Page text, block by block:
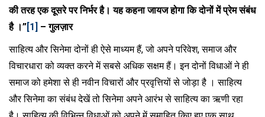
की तरह एक दूसरे पर निर्भर है। यह कहना जायज होगा कि दोनों में प्रेम संबंध
है ।”[1] – गुलज़ार
साहित्य और सिनेमा दोनों ही ऐसे माध्यम हैं, जो अपने परिवेश, समाज और
विचारधारा को व्यक्त करने में सबसे अधिक सक्षम हैं। इन दोनों विधाओं ने ही
समाज को हमेशा से ही नवीन विचारों और प्रवृत्तियों से जोड़ा है । साहित्य
और सिनेमा का संबंध देखें तो सिनेमा अपने आरंभ से साहित्य का ऋणी रहा